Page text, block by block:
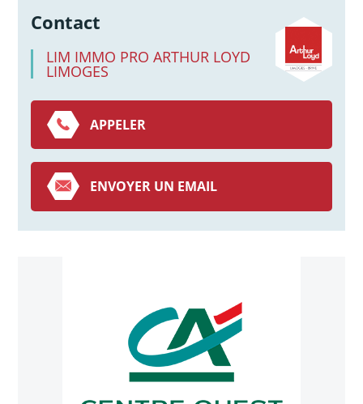
Contact
LIM IMMO PRO ARTHUR LOYD
LIMOGES
APPELER
ENVOYER UN EMAIL